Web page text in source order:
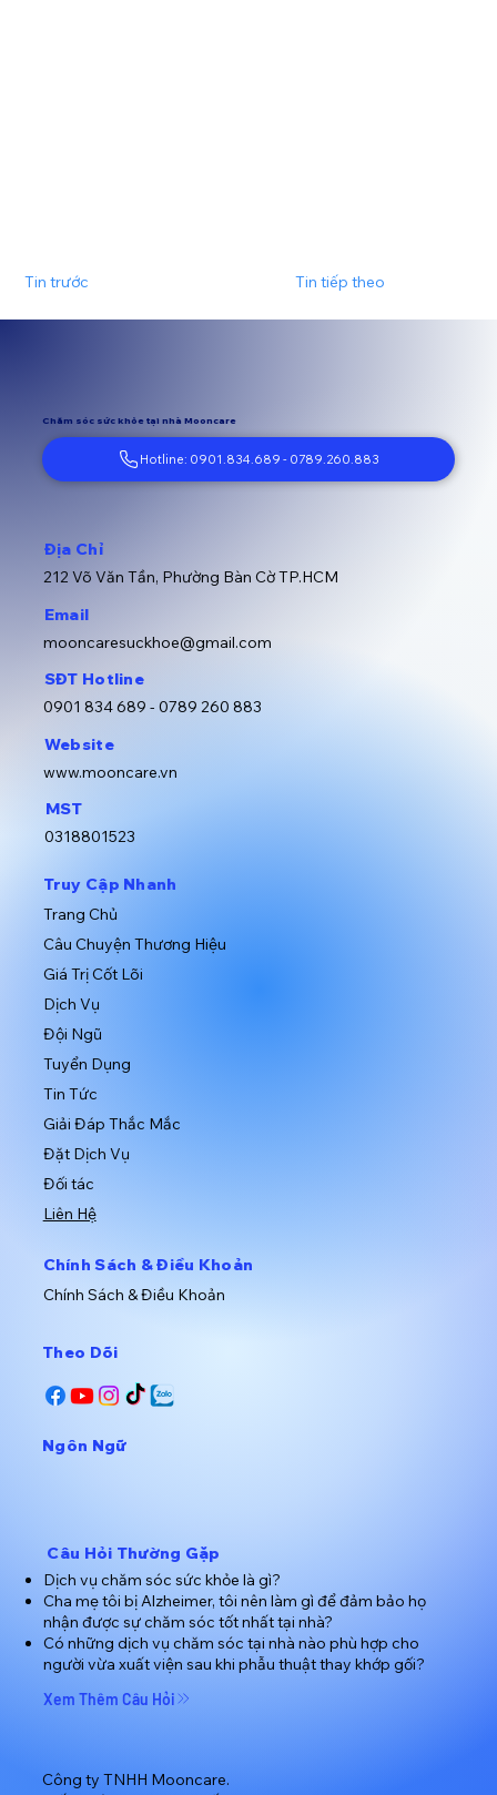
Tin trước Tin tiếp theo
​Ngôn Ngữ
Chăm sóc sức khỏe tại nhà Mooncare
Hotline: 0901.834.689 - 0789.260.883
​Theo Dõi
Địa Chỉ
212 Võ Văn Tần, Phường Bàn Cờ TP.HCM
Email
mooncaresuckhoe@gmail.com
SĐT Hotline
0901 834 689 -0789 260 883
Website
www.mooncare.vn
MST
0318801523
​Truy Cập Nhanh
​Trang Chủ
​Câu Chuyện Thương Hiệu
Giá Trị Cốt Lõi
Dịch Vụ
​Đội Ngũ
Tin Tức
​Đối tác
​Tuyển Dụng
Giải Đáp Thắc Mắc
​Đặt Dịch Vụ
Liên Hệ
​Chính Sách & Điều Khoản
​Chính Sách & Điều Khoản
Công ty TNHH Mooncare.
Câu Hỏi Thường Gặp
Dịch vụ chăm sóc sức khỏe là gì?
Cha mẹ tôi bị Alzheimer, tôi nên làm gì để đảm bảo họ
nhận được sự chăm sóc tốt nhất tại nhà?
Có những dịch vụ chăm sóc tại nhà nào phù hợp cho
người vừa xuất viện sau khi phẫu thuật thay khớp gối?
Xem Thêm Câu Hỏi